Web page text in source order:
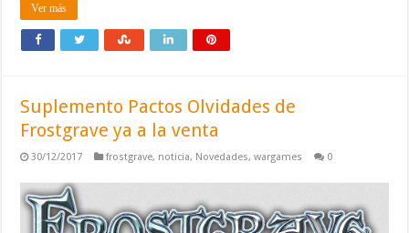
Ver más
Suplemento Pactos Olvidades de
Frostgrave ya a la venta
30/12/2017 frostgrave, noticia, Novedades,wargames 0